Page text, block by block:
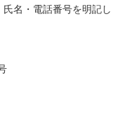
名・電話番号を明記し